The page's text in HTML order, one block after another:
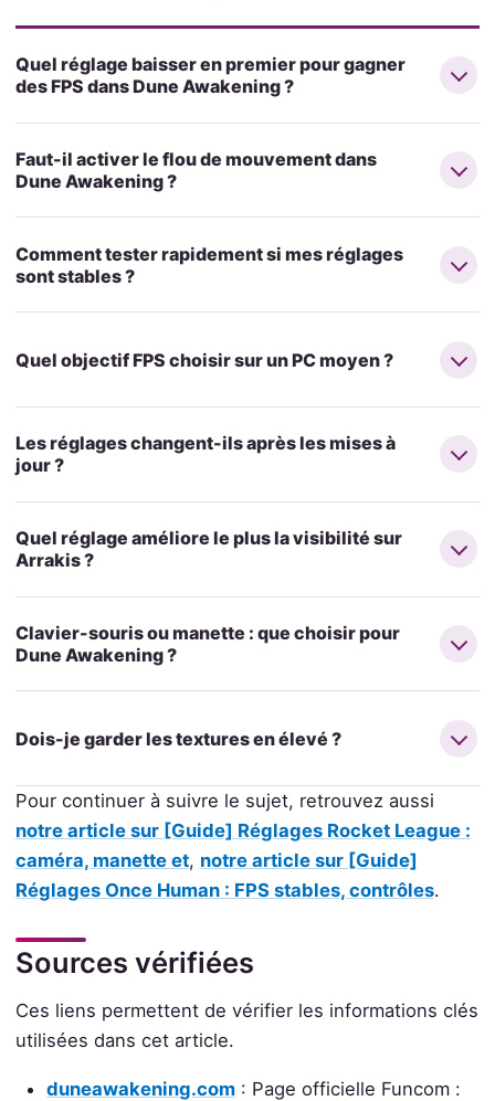
Quel réglage baisser en premier pour gagner
des FPS dans Dune Awakening ?
Faut-il activer le flou de mouvement dans
Dune Awakening ?
Comment tester rapidement si mes réglages
sont stables ?
Quel objectif FPS choisir sur un PC moyen ?
Les réglages changent-ils après les mises à
jour ?
Quel réglage améliore le plus la visibilité sur
Arrakis ?
Clavier-souris ou manette : que choisir pour
Dune Awakening ?
Dois-je garder les textures en élevé ?
Pour continuer à suivre le sujet, retrouvez aussi
notre article sur [Guide] Réglages Rocket League :
caméra, manette et, notre article sur [Guide]
Réglages Once Human : FPS stables, contrôles.
Sources vérifiées
Ces liens permettent de vérifier les informations clés
utilisées dans cet article.
duneawakening.com : Page officielle Funcom :